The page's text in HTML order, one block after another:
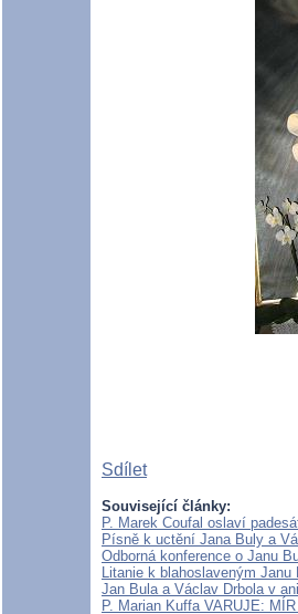
Sdílet
Související články:
P. Marek Coufal oslaví
Písně k uctění Jana Buly a
Odborná konference o Janu
Litanie k blahoslaveným
Jan Bula a Václav Drbola v
P. Marian Kuffa VARUJE: